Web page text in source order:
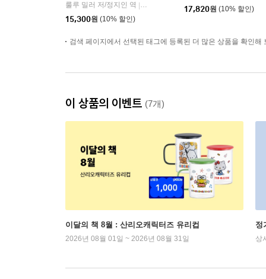
룰루 밀러 저/정지인 역
곰출판
15,300원 (10% 할인)
17,820원 (10% 할인)
검색 페이지에서 선택된 태그에 등록된 더 많은 상품을 확인해
이 상품의 이벤트 (7개)
이달의 책 8월 : 산리오캐릭터즈 유리컵
2026년 08월 01일 ~ 2026년 08월 31일
정
상